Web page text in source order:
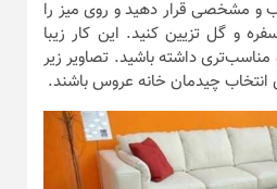
و مشخصی قرار دهید و روی میز را
و گل تزیین کنید. این کار زیبا
داشته باشید. تصاویر زیر
انتخاب چیدمان خانه عروس باشند.